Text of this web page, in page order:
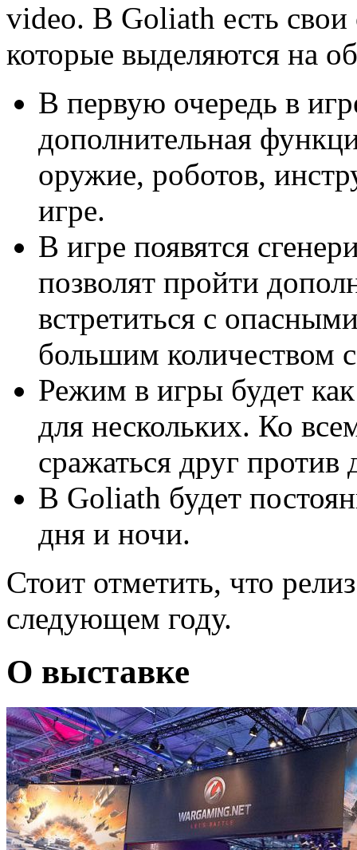
video. В Goliath есть
которые выделяются на
В первую очередь в
дополнительная
оружие, роботов,
игре.
В игре появятся
позволят пройти
встретиться с
большим количеством
Режим в игры будет
для нескольких. Ко
сражаться друг против
В Goliath будет
дня и ночи.
Стоит отметить, что
следующем году.
О выставке